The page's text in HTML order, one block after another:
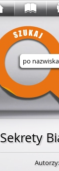
Sekrety
Autorzy: